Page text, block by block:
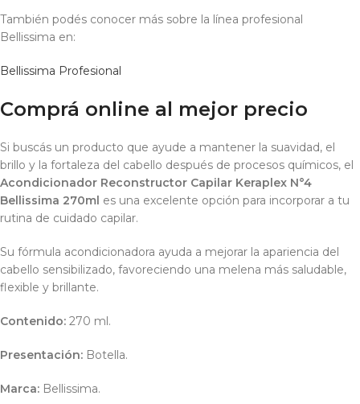
También podés conocer más sobre la línea profesional
Bellissima en:
Bellissima Profesional
Comprá online al mejor precio
Si buscás un producto que ayude a mantener la suavidad, el
brillo y la fortaleza del cabello después de procesos químicos, el
Acondicionador Reconstructor Capilar Keraplex N°4
Bellissima 270ml es una excelente opción para incorporar a tu
rutina de cuidado capilar.
Su fórmula acondicionadora ayuda a mejorar la apariencia del
cabello sensibilizado, favoreciendo una melena más saludable,
flexible y brillante.
Contenido: 270 ml.
Presentación: Botella.
Marca: Bellissima.